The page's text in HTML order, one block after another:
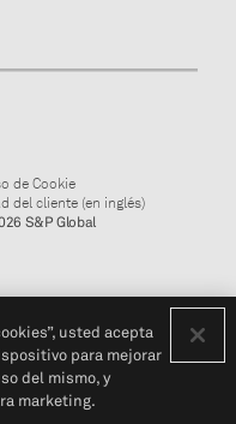
de Cookie
del cliente (en inglés)
S&P Global
usted acepta
para mejorar
del mismo, y
marketing.